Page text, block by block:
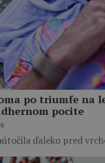
po triumfe na
pocite
ďaleko pred